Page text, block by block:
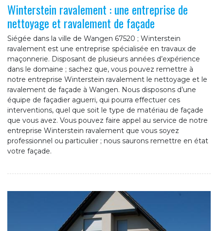
Winterstein ravalement : une entreprise de
nettoyage et ravalement de façade
Siégée dans la ville de Wangen 67520 ; Winterstein
ravalement est une entreprise spécialisée en travaux de
maçonnerie. Disposant de plusieurs années d’expérience
dans le domaine ; sachez que, vous pouvez remettre à
notre entreprise Winterstein ravalement le nettoyage et le
ravalement de façade à Wangen. Nous disposons d’une
équipe de façadier aguerri, qui pourra effectuer ces
interventions, quel que soit le type de matériau de façade
que vous avez. Vous pouvez faire appel au service de notre
entreprise Winterstein ravalement que vous soyez
professionnel ou particulier ; nous saurons remettre en état
votre façade.